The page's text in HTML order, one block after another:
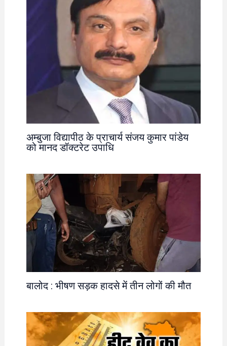
अम्बुजा विद्यापीठ के प्राचार्य संजय कुमार पांडेय
को मानद डॉक्टरेट उपाधि
बालोद : भीषण सड़क हादसे में तीन लोगों की मौत